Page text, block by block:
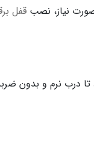
نیاز، نصب قفل
درب نرم و بدون